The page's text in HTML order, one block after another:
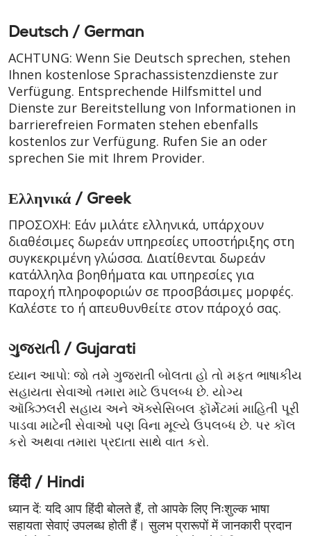
Deutsch / German
ACHTUNG: Wenn Sie Deutsch sprechen, stehen
Ihnen kostenlose Sprachassistenzdienste zur
Verfügung. Entsprechende Hilfsmittel und
Dienste zur Bereitstellung von Informationen in
barrierefreien Formaten stehen ebenfalls
kostenlos zur Verfügung. Rufen Sie an oder
sprechen Sie mit Ihrem Provider.
Ελληνικά / Greek
ΠΡΟΣΟΧΗ: Εάν μιλάτε ελληνικά, υπάρχουν
διαθέσιμες δωρεάν υπηρεσίες υποστήριξης στη
συγκεκριμένη γλώσσα. Διατίθενται δωρεάν
κατάλληλα βοηθήματα και υπηρεσίες για
παροχή πληροφοριών σε προσβάσιμες μορφές.
Καλέστε το ή απευθυνθείτε στον πάροχό σας.
ગુજરાતી / Gujarati
ધ્યાન આપો: જો તમે ગુજરાતી બોલતા હો તો મફત ભાષાકીય
સહાયતા સેવાઓ તમારા માટે ઉપલબ્ધ છે. યોગ્ય
ઑક્ઝિલરી સહાય અને ઍક્સેસિબલ ફૉર્મેટમાં માહિતી પૂરી
પાડવા માટેની સેવાઓ પણ વિના મૂલ્યે ઉપલબ્ધ છે. પર કૉલ
કરો અથવા તમારા પ્રદાતા સાથે વાત કરો.
हिंदी / Hindi
ध्यान दें: यदि आप हिंदी बोलते हैं, तो आपके लिए निःशुल्क भाषा
सहायता सेवाएं उपलब्ध होती हैं। सुलभ प्रारूपों में जानकारी प्रदान